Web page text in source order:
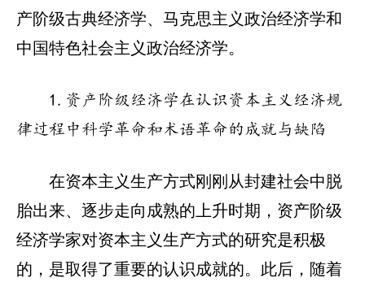
产阶级古典经济学、马克思主义政治经济学和
中国特色社会主义政治经济学。
1.资产阶级经济学在认识资本主义经济规
律过程中科学革命和术语革命的成就与缺陷
在资本主义生产方式刚刚从封建社会中脱
胎出来、逐步走向成熟的上升时期，资产阶级
经济学家对资本主义生产方式的研究是积极
的，是取得了重要的认识成就的。此后，随着